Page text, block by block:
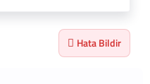
Hata Bildir